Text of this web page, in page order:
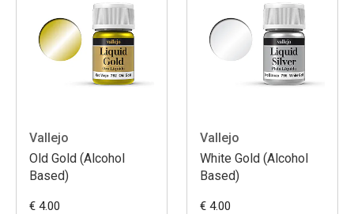
Vallejo
Old Gold (Alcohol
Based)
€ 4.00
Vallejo
White Gold (Alcohol
Based)
€ 4.00